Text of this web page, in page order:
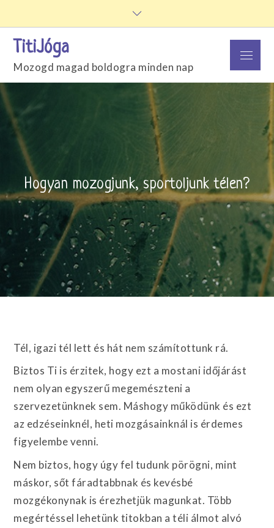
content
TitiJóga
Mozogd magad boldogra minden nap
Menu
Hogyan mozogjunk, sportoljunk télen?
Tél, igazi tél lett és hát nem számítottunk rá.
Biztos Ti is érzitek, hogy ezt a mostani időjárást
nem olyan egyszerű megemészteni a
szervezetünknek sem. Máshogy működünk és ezt
az edzéseinknél, heti mozgásainknál is érdemes
figyelembe venni.
Nem biztos, hogy úgy fel tudunk pörögni, mint
máskor, sőt fáradtabbnak és kevésbé
mozgékonynak is érezhetjük magunkat. Több
megértéssel lehetünk titokban a téli álmot alvó